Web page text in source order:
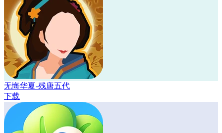
无悔华夏-残唐五代
下载